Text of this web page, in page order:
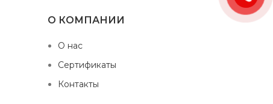
О КОМПАНИИ
О нас
Сертификаты
Контакты